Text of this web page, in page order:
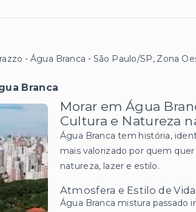
- Água Branca - São Paulo/SP, Zona
Branca
Morar em Água
Cultura e Natureza
Água Branca tem história,
mais valorizado por quem
natureza, lazer e estilo.
Atmosfera e Estilo de Vida
Água Branca mistura passado